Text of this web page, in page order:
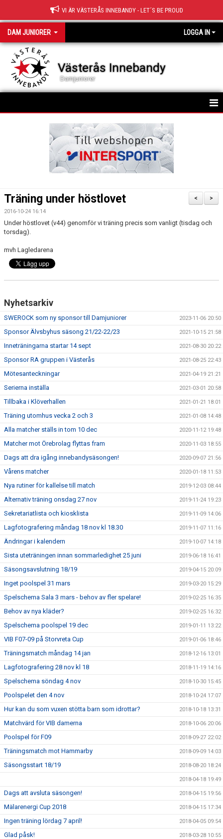
VI ÄR VÄSTERÅS INNEBANDY - LET´S BE PROUD
DAM JUNIORER LOGGA IN
Västerås Innebandy
Damjuniorer
MATCHER
DOKUMENT
>
<
Träning under höstlovet
2016-10-24 16:14
Under höstlovet (v44) genomför vi träning precis som vanligt (tisdag och
torsdag).
mvh Lagledarena
Nyhetsarkiv
SWEROCK som ny sponsor till Damjuniorer 2023-11-06 20:50
Sponsor Älvsbyhus säsong 21/22-22/23 2021-10-15 21:58
Inneträningarna startar 14 sept 2021-08-30 20:22
Sponsor RA gruppen i Västerås 2021-08-25 22:43
Mötesanteckningar 2021-04-19 21:21
Serierna inställa 2021-03-01 20:58
Tillbaka i Klöverhallen 2021-01-21 18:01
Träning utomhus vecka 2 och 3 2021-01-08 14:48
Alla matcher ställs in tom 10 dec 2020-11-12 19:48
Matcher mot Örebrolag flyttas fram 2020-11-03 18:55
Dags att dra igång innebandysäsongen! 2020-09-07 21:56
Vårens matcher 2020-01-18 11:53
Nya rutiner för kallelse till match 2019-12-03 08:44
Alternativ träning onsdag 27 nov 2019-11-24 19:23
Sekretariatlista och kiosklista 2019-11-09 14:06
Lagfotografering måndag 18 nov kl 18.30 2019-11-07 11:16
Ändringar i kalendern 2019-10-07 14:18
Sista uteträningen innan sommarledighet 25 juni 2019-06-18 16:41
Säsongsavslutning 18/19 2019-04-15 20:09
Inget poolspel 31 mars 2019-03-20 15:29
Spelschema Sala 3 mars - behov av fler spelare! 2019-02-25 16:35
Behov av nya kläder? 2019-02-25 16:32
Spelschema poolspel 19 dec 2019-01-11 13:22
VIB F07-09 på Storvreta Cup 2019-01-06 18:46
Träningsmatch måndag 14 jan 2018-12-16 13:01
Lagfotografering 28 nov kl 18 2018-11-19 14:16
Spelschema söndag 4 nov 2018-10-30 15:45
Poolspelet den 4 nov 2018-10-24 17:07
Hur kan du som vuxen stötta barn som idrottar? 2018-10-18 13:31
Matchvärd för VIB damerna 2018-10-06 20:06
Poolspel för F09 2018-09-27 22:02
Träningsmatch mot Hammarby 2018-09-09 14:03
Säsongsstart 18/19 2018-08-20 18:24
2018-04-18 19:49
Dags att avsluta säsongen! 2018-04-15 19:56
Mälarenergi Cup 2018 2018-04-15 17:34
Ingen träning lördag 7 april! 2018-04-05 09:54
Glad påsk! 2018-03-28 10:55